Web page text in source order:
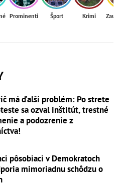
Prominenti Šport Krimi
má ďalší problém: Po strete
sa ozval inštitút, trestné
a podozrenie z
pôsobiaci v Demokratoch
mimoriadnu schôdzu o